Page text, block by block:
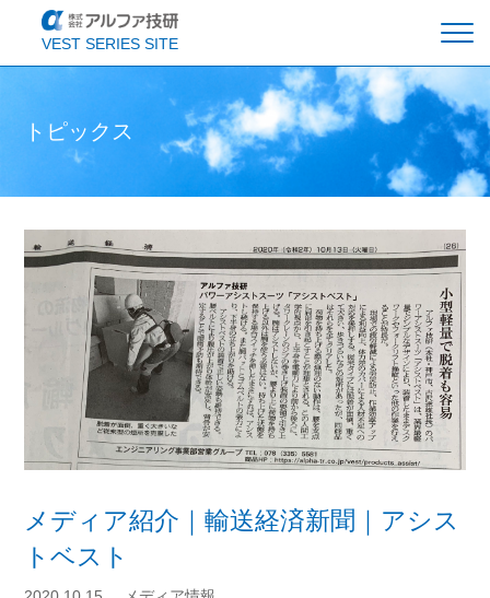
VEST SERIES SITE
ルフトベスト エコクールベスト アシストベスト
トピックス
メディア紹介｜輸送経済新聞｜アシス
トベスト